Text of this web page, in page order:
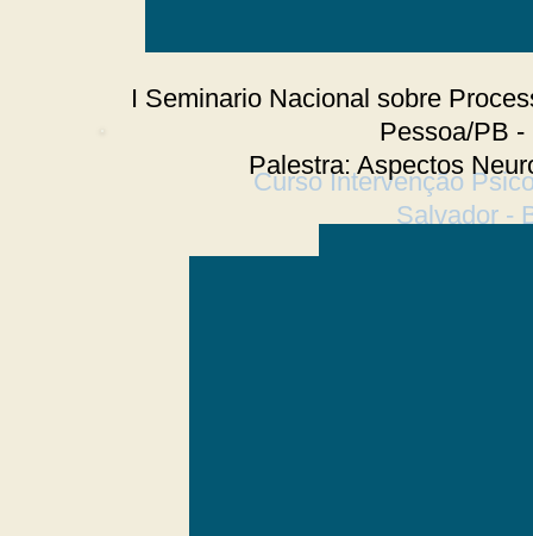
Curso Intervenção
Salvador -
I Seminario Nacional sobre
Pessoa/PB -
Palestra: Aspectos